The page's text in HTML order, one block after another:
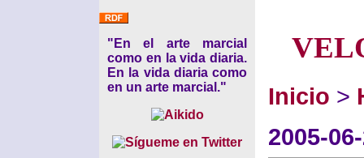
"En el arte marcial
como en la vida diaria.
En la vida diaria como
en un arte marcial."
Inicio >
2005-